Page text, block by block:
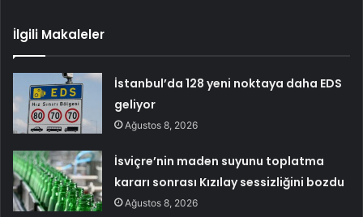
İlgili Makaleler
İstanbul’da 128 yeni noktaya daha EDS
geliyor
Ağustos 8, 2026
İsviçre’nin maden suyunu toplatma
kararı sonrası Kızılay sessizliğini bozdu
Ağustos 8, 2026